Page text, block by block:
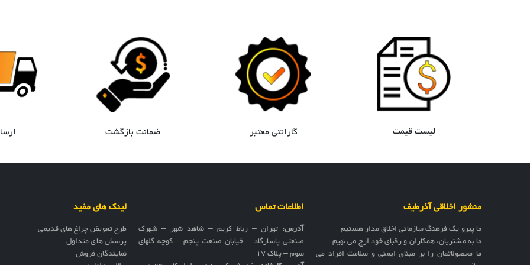
لیست قیمت گارانتی معتبر ضمانت بازگشت ارسال رایگان
منشور اخلاقی آذرطیف
ما پیرو یک فرهنگ سازمانی اخلاق مدار هستیم
ما به مشتریان، همکاران و رقبای خود ارج می نهیم
ما محصولاتمان را بر مبنای ایمنی و سلامت افراد می
اطلاعات تماس
آدرس: تهران – رباط کریم – شاهد شهر – شهرک
صنعتی پاسارگاد – خیابان صنعت پنجم – کوچه گلهای
سوم – پلاک 17
لینک های مفید
طرح تعویض چراغ های قدیمی
پرسش های متداول
نمایندگان فروش